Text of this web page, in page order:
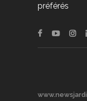
préférés